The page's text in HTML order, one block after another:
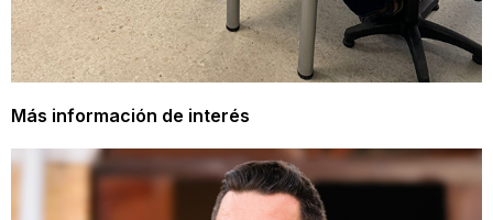
Más información de interés